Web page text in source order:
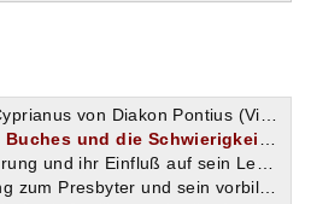
von Diakon Pontius (Vita Caecilii Cypriani)